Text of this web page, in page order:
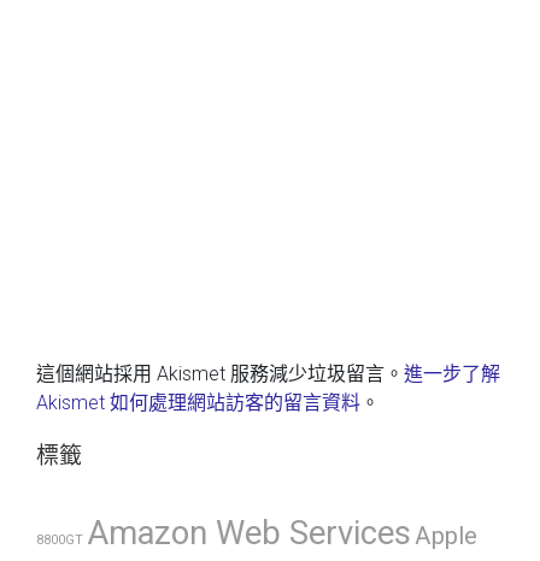
這個網站採用 Akismet 服務減少垃圾留言。 進一步了解
Akismet 如何處理網站訪客的留言資料 。
標籤
8800GT Amazon Web Services Apple